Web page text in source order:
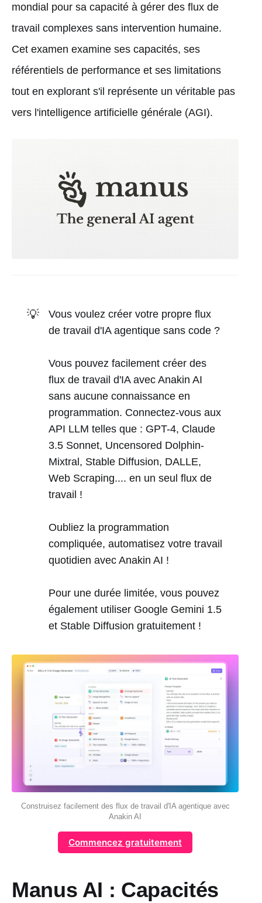
mondial pour sa capacité à gérer des flux de
travail complexes sans intervention humaine.
Cet examen examine ses capacités, ses
référentiels de performance et ses limitations
tout en explorant s'il représente un véritable pas
vers l'intelligence artificielle générale (AGI).
💡
Vous voulez créer votre propre flux
de travail d'IA agentique sans code ?
Vous pouvez facilement créer des
flux de travail d'IA avec Anakin AI
sans aucune connaissance en
programmation. Connectez-vous aux
API LLM telles que : GPT-4, Claude
3.5 Sonnet, Uncensored Dolphin-
Mixtral, Stable Diffusion, DALLE,
Web Scraping.... en un seul flux de
travail !
Oubliez la programmation
compliquée, automatisez votre travail
quotidien avec Anakin AI !
Pour une durée limitée, vous pouvez
également utiliser Google Gemini 1.5
et Stable Diffusion gratuitement !
Construisez facilement des flux de travail d'IA agentique avec
Anakin AI
Commencez gratuitement
Manus AI : Capacités